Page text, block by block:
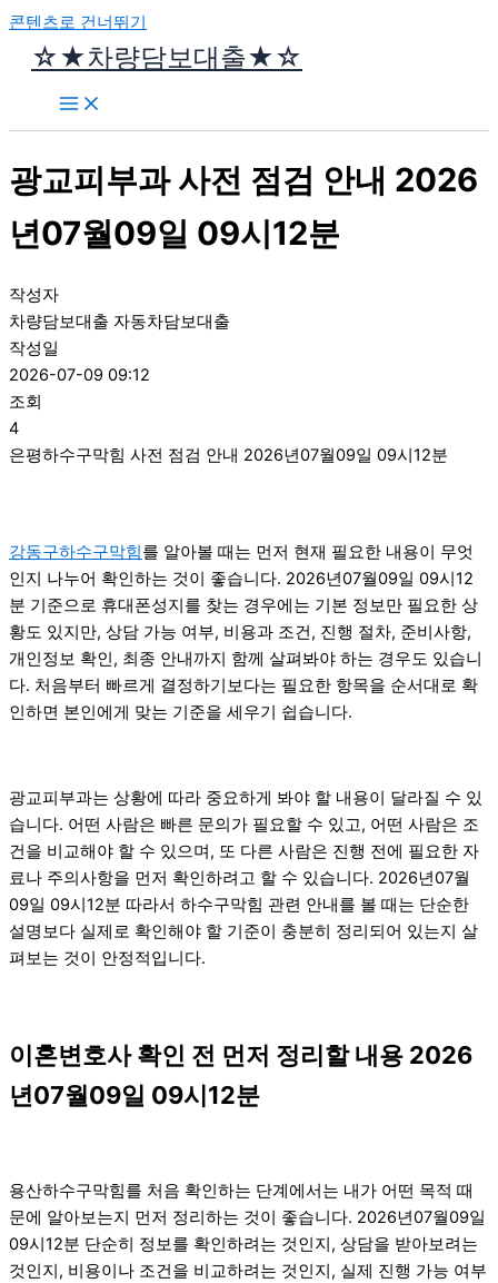
콘텐츠로 건너뛰기
☆★차량담보대출★☆
광교피부과 사전 점검 안내 2026
년07월09일 09시12분
작성자
차량담보대출 자동차담보대출
작성일
2026-07-09 09:12
조회
4
은평하수구막힘 사전 점검 안내 2026년07월09일 09시12분
강동구하수구막힘를 알아볼 때는 먼저 현재 필요한 내용이 무엇
인지 나누어 확인하는 것이 좋습니다. 2026년07월09일 09시12
분 기준으로 휴대폰성지를 찾는 경우에는 기본 정보만 필요한 상
황도 있지만, 상담 가능 여부, 비용과 조건, 진행 절차, 준비사항,
개인정보 확인, 최종 안내까지 함께 살펴봐야 하는 경우도 있습니
다. 처음부터 빠르게 결정하기보다는 필요한 항목을 순서대로 확
인하면 본인에게 맞는 기준을 세우기 쉽습니다.
광교피부과는 상황에 따라 중요하게 봐야 할 내용이 달라질 수 있
습니다. 어떤 사람은 빠른 문의가 필요할 수 있고, 어떤 사람은 조
건을 비교해야 할 수 있으며, 또 다른 사람은 진행 전에 필요한 자
료나 주의사항을 먼저 확인하려고 할 수 있습니다. 2026년07월
09일 09시12분 따라서 하수구막힘 관련 안내를 볼 때는 단순한
설명보다 실제로 확인해야 할 기준이 충분히 정리되어 있는지 살
펴보는 것이 안정적입니다.
이혼변호사 확인 전 먼저 정리할 내용 2026
년07월09일 09시12분
용산하수구막힘를 처음 확인하는 단계에서는 내가 어떤 목적 때
문에 알아보는지 먼저 정리하는 것이 좋습니다. 2026년07월09일
09시12분 단순히 정보를 확인하려는 것인지, 상담을 받아보려는
것인지, 비용이나 조건을 비교하려는 것인지, 실제 진행 가능 여부